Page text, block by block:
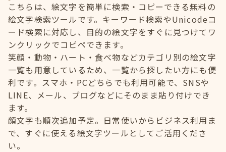
こちらは、絵文字を簡単に検索・コピーできる無料の
絵文字検索ツールです。キーワード検索やUnicodeコ
ード検索に対応し、目的の絵文字をすぐに見つけてワ
ンクリックでコピペできます。
笑顔・動物・ハート・食べ物などカテゴリ別の絵文字
一覧も用意しているため、一覧から探したい方にも便
利です。スマホ・PCどちらでも利用可能で、SNSや
LINE、メール、ブログなどにそのまま貼り付けでき
ます。
顔文字も順次追加予定。日常使いからビジネス利用ま
で、すぐに使える絵文字ツールとしてご活用くださ
い。